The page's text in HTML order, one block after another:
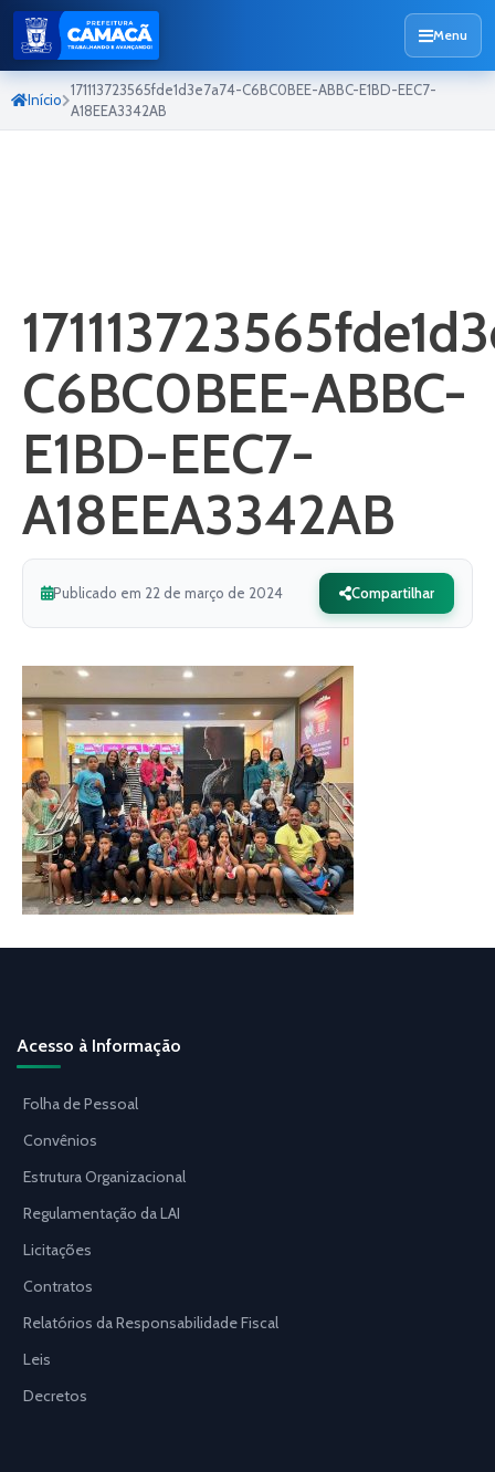
Menu
Início
171113723565fde1d3e7a74-C6BC0BEE-ABBC-E1BD-EEC7-
A18EEA3342AB
C6BC0BEE-ABBC-
E1BD-EEC7-
A18EEA3342AB
Publicado em 22 de março de 2024 Compartilhar
Acesso à Informação
Folha de Pessoal
Convênios
Estrutura Organizacional
Regulamentação da LAI
Licitações
Contratos
Relatórios da Responsabilidade Fiscal
Leis
Decretos